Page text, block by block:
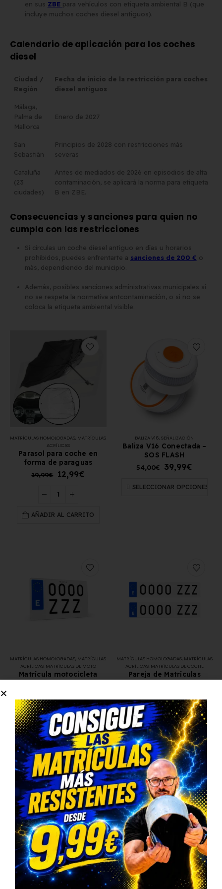
en sus ZBE para vehículos con etiqueta ambiental B (que
incluye muchos coches diesel antiguos).
Calendario de aplicación para los coches
diesel
Ciudad /
Región
Fecha de inicio de la restricción para coches
diesel antiguos
Málaga,
Palma de
Mallorca
Enero de 2027
San
Sebastián
Principios de 2028 con restricciones más
severas
Cataluña
(23
ciudades)
Antes de mediados de 2026 en episodios de alta
contaminación, se aplicará la norma para etiqueta
B en ZBE.
Consecuencias y sanciones para quien no
cumpla con las restricciones
Si circulas un coche diesel antiguo en días u horarios
prohibidos, puedes enfrentarte a sanciones de 200 € o
más, dependiendo del municipio.
Además, posibles sanciones administrativas municipales si
no se respeta la normativa antcontaminación, o si no se
coloca la etiqueta ambiental visible.
MATRÍCULAS HOMOLOGADAS, MATRÍCULAS
ACRÍLICAS
Parasol para coche en
forma de paraguas
19,99€ 12,99€
AÑADIR AL CARRITO
BALIZA V16,SEÑALIZACIÓN
Baliza V16 Conectada –
SOS FLASH
54,00€ 39,99€
SELECCIONAR OPCIONES
MATRÍCULAS HOMOLOGADAS, MATRÍCULAS
ACRÍLICAS, MATRÍCULAS DE MOTO
Matrícula motocicleta
SELECCIONAR OPCIONES
MATRÍCULAS HOMOLOGADAS, MATRÍCULAS
ACRÍLICAS, MATRÍCULAS DE COCHE
Pareja de Matrículas
SELECCIONAR OPCIONES
Qué puedes hacer si tienes un coche diesel
de más de 10 años
Planificar rutas alternativaspara evitar pasar porZBEsi
tu municipio lo permite.
Consultar el calendario localde restricciones: cada
ciudad puede tener horarios distintos, excepciones o días
especiales.
Renovar el vehículoo acogerte a ayudas para
achatarramiento/renovación si están disponibles.
Utilizar vehículos con mejores etiquetas
de la DGT (C o
superiores), o considerar híbridos o eléctricos.